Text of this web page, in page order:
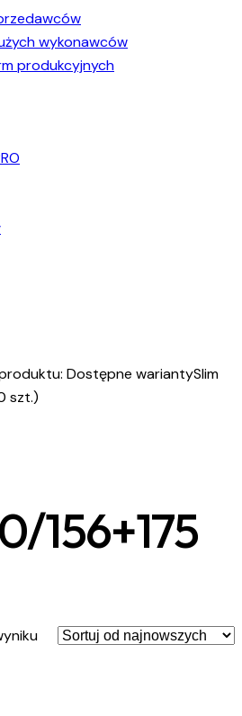
wykonawców
produkcyjnych
Dostępne wariantySlim
szt.)
156+175